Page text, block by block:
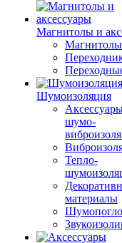
Магнитолы и
Магнитолы
Шумоизоляция
шумо-
Тепло-
материалы